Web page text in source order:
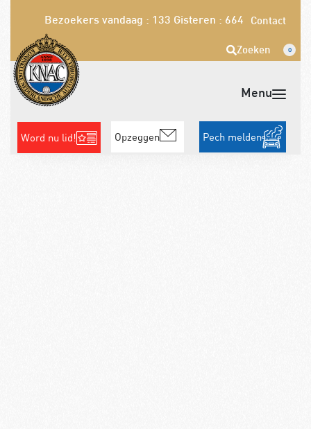
Bezoekers vandaag : 133 Gisteren : 664 Contact
Zoeken 0
Word nu lid! Opzeggen Pech melden